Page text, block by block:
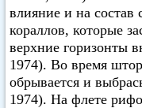
влияние и на состав
кораллов, которые
верхние горизонты
1974). Во время
обрывается и
1974). На флете